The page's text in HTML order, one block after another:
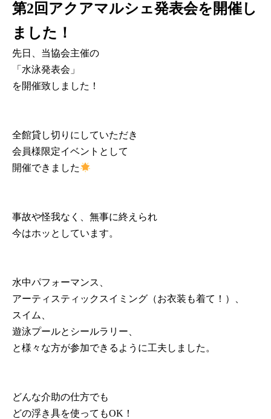
第2回アクアマルシェ発表会を開催し
ました！
先日、当協会主催の
「水泳発表会」
を開催致しました！
全館貸し切りにしていただき
会員様限定イベントとして
開催できました
事故や怪我なく、無事に終えられ
今はホッとしています。
水中パフォーマンス、
アーティスティックスイミング（お衣装も着て！）、
スイム、
遊泳プールとシールラリー、
と様々な方が参加できるように工夫しました。
どんな介助の仕方でも
どの浮き具を使ってもOK！